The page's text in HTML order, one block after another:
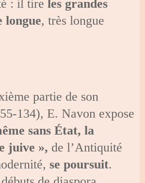
: il tireles grandes
longue, très longue
partie de son
134), E. Navon expose
sans État, la
juive », de l’Antiquité
se poursuit.